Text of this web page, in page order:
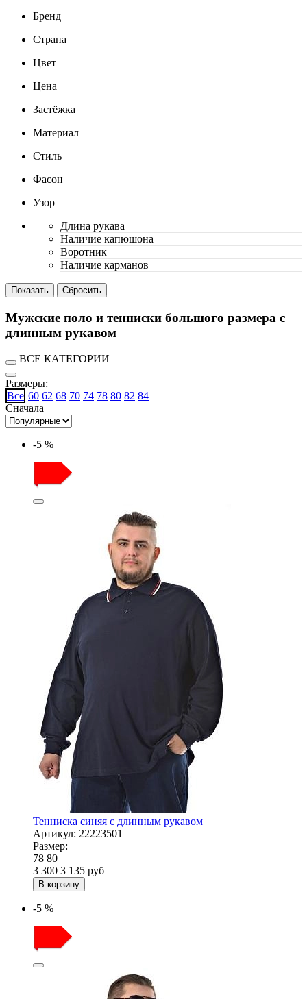
Бренд
Страна
Цвет
Цена
Застёжка
Материал
Стиль
Фасон
Узор
Длина рукава
Наличие капюшона
Воротник
Наличие карманов
Мужские поло и тенниски большого размера с
длинным рукавом
ВСЕ КАТЕГОРИИ
Размеры:
Все 60 62 68 70 74 78 80 82 84
Сначала
-5 %
Тенниска синяя с длинным рукавом
Артикул: 22223501
Размер:
78 80
3 300 3 135 руб
В корзину
-5 %